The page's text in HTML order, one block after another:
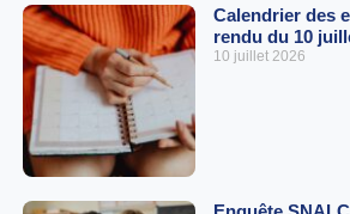
Calendrier des
rendu du 10
10 juillet 2026